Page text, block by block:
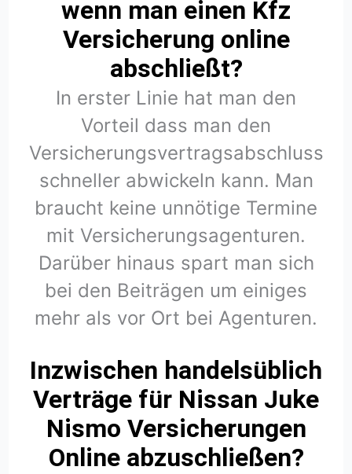
wenn man einen Kfz
Versicherung online
abschließt?
In erster Linie hat man den
Vorteil dass man den
Versicherungsvertragsabschluss
schneller abwickeln kann. Man
braucht keine unnötige Termine
mit Versicherungsagenturen.
Darüber hinaus spart man sich
bei den Beiträgen um einiges
mehr als vor Ort bei Agenturen.
Inzwischen handelsüblich
Verträge für Nissan Juke
Nismo Versicherungen
Online abzuschließen?